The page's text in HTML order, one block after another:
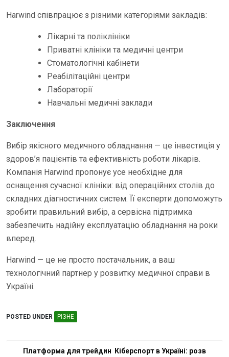
Harwind співпрацює з різними категоріями закладів:
Лікарні та поліклініки
Приватні клініки та медичні центри
Стоматологічні кабінети
Реабілітаційні центри
Лабораторії
Навчальні медичні заклади
Заключення
Вибір якісного медичного обладнання — це інвестиція у
здоров’я пацієнтів та ефективність роботи лікарів.
Компанія Harwind пропонує усе необхідне для
оснащення сучасної клініки: від операційних столів до
складних діагностичних систем. Її експерти допоможуть
зробити правильний вибір, а сервісна підтримка
забезпечить надійну експлуатацію обладнання на роки
вперед.
Harwind — це не просто постачальник, а ваш
технологічний партнер у розвитку медичної справи в
Україні.
POSTED UNDER РІЗНЕ
Платформа для трейдин
Кіберспорт в Україні: розв